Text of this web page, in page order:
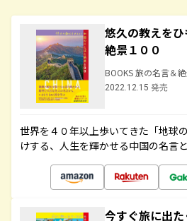
悠久の教えを
絶景１００
BOOKS 旅の名言＆
2022.12.15 発売
世界を４０年以上歩いてきた「地球
けする、人生を輝かせる中国の名言
今すぐ旅に出